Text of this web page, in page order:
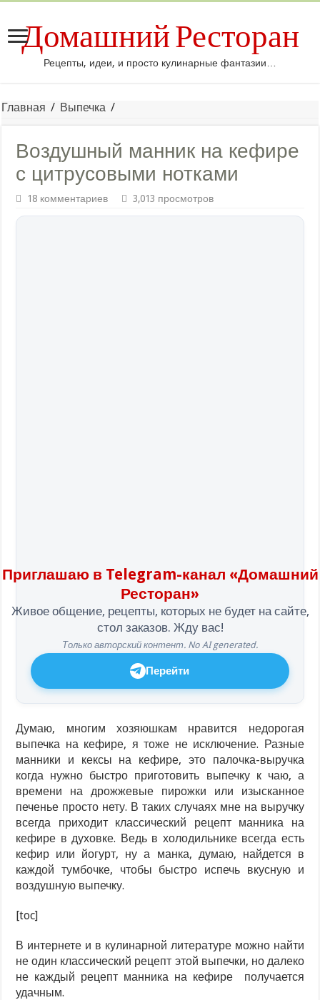
Домашний Ресторан
Рецепты, идеи, и просто кулинарные фантазии…
Главная / Выпечка /
Воздушный манник на кефире
с цитрусовыми нотками
18 комментариев 3,013 просмотров
Приглашаю в Telegram-канал «Домашний
Ресторан»
Живое общение, рецепты, которых не будет на сайте,
стол заказов. Жду вас!
Только авторский контент. No AI generated.
Перейти
Думаю, многим хозяюшкам нравится недорогая
выпечка на кефире, я тоже не исключение. Разные
манники и кексы на кефире, это палочка-выручка
когда нужно быстро приготовить выпечку к чаю, а
времени на дрожжевые пирожки или изысканное
печенье просто нету. В таких случаях мне на выручку
всегда приходит классический рецепт манника на
кефире в духовке. Ведь в холодильнике всегда есть
кефир или йогурт, ну а манка, думаю, найдется в
каждой тумбочке, чтобы быстро испечь вкусную и
воздушную выпечку.
[toc]
В интернете и в кулинарной литературе можно найти
не один классический рецепт этой выпечки, но далеко
не каждый рецепт манника на кефире получается
удачным.